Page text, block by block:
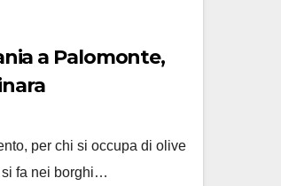
a Palomonte,
per chi si occupa di olive
si fa nei borghi…